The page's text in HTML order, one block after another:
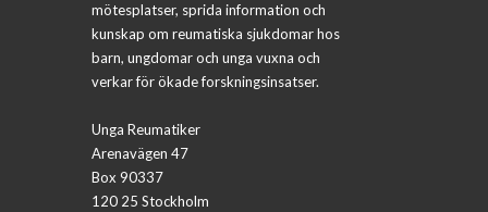
mötesplatser, sprida information och
kunskap om reumatiska sjukdomar hos
barn, ungdomar och unga vuxna och
verkar för ökade forskningsinsatser.
Unga Reumatiker
Arenavägen 47
Box 90337
120 25 Stockholm